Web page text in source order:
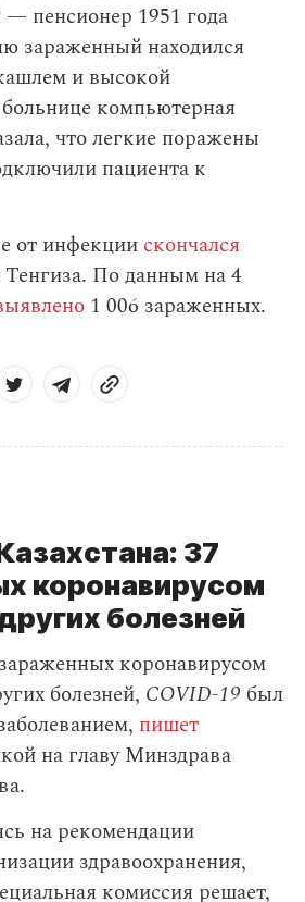
пенсионер 1951 года
зараженный находился
и высокой
компьютерная
что легкие поражены
пациента к
от инфекции скончался
Тенгиза. По данным на 4
1 006 зараженных.
37
коронавирусом
болезней
коронавирусом
болезней, COVID-19 был
пишет
на главу Минздрава
на рекомендации
здравоохранения,
комиссия решает,